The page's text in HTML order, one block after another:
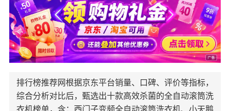
排行榜推荐网根据京东平台销量、口碑、评价等指标，
综合分析对比后，甄选出十款高效杀菌的全自动滚筒洗
衣机榜单，含：西门子变频全自动滚筒洗衣机、小天鹅